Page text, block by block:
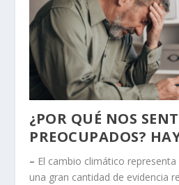
¿POR QUÉ NOS
PREOCUPADOS?
– El cambio climático
una gran cantidad de evidencia